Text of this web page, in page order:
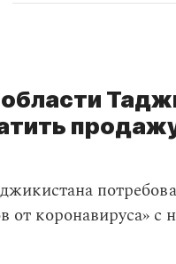
от коронавируса» с